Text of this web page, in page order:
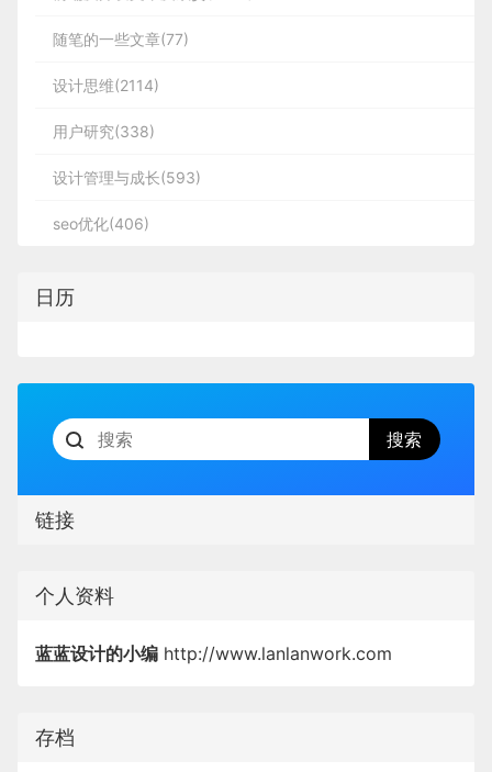
随笔的一些文章(77)
设计思维(2114)
用户研究(338)
设计管理与成长(593)
seo优化(406)
日历
链接
个人资料
蓝蓝设计的小编 http://www.lanlanwork.com
存档